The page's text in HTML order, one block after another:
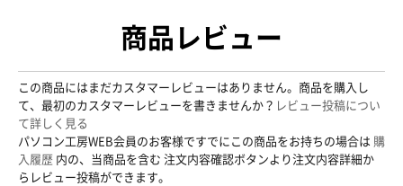
商品レビュー
この商品にはまだカスタマーレビューはありません。商品を購入し
て、最初のカスタマーレビューを書きませんか？ レビュー投稿につい
て詳しく見る
パソコン工房WEB会員のお客様ですでにこの商品をお持ちの場合は 購
入履歴 内の、当商品を含む 注文内容確認ボタンより注文内容詳細か
らレビュー投稿ができます。